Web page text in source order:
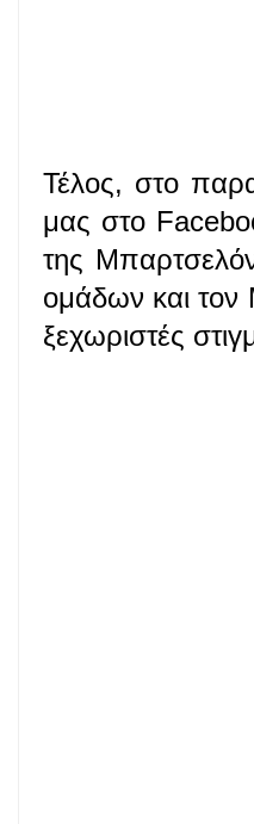
Τέλος, στο
μας στο
της
ομάδων και τον
ξεχωριστές